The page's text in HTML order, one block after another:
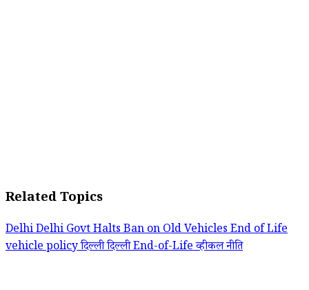
Related Topics
DelhiDelhi Govt Halts Ban on Old VehiclesEnd of Life
vehicle policyदिल्लीदिल्ली End-of-Life व्हीकल नीति